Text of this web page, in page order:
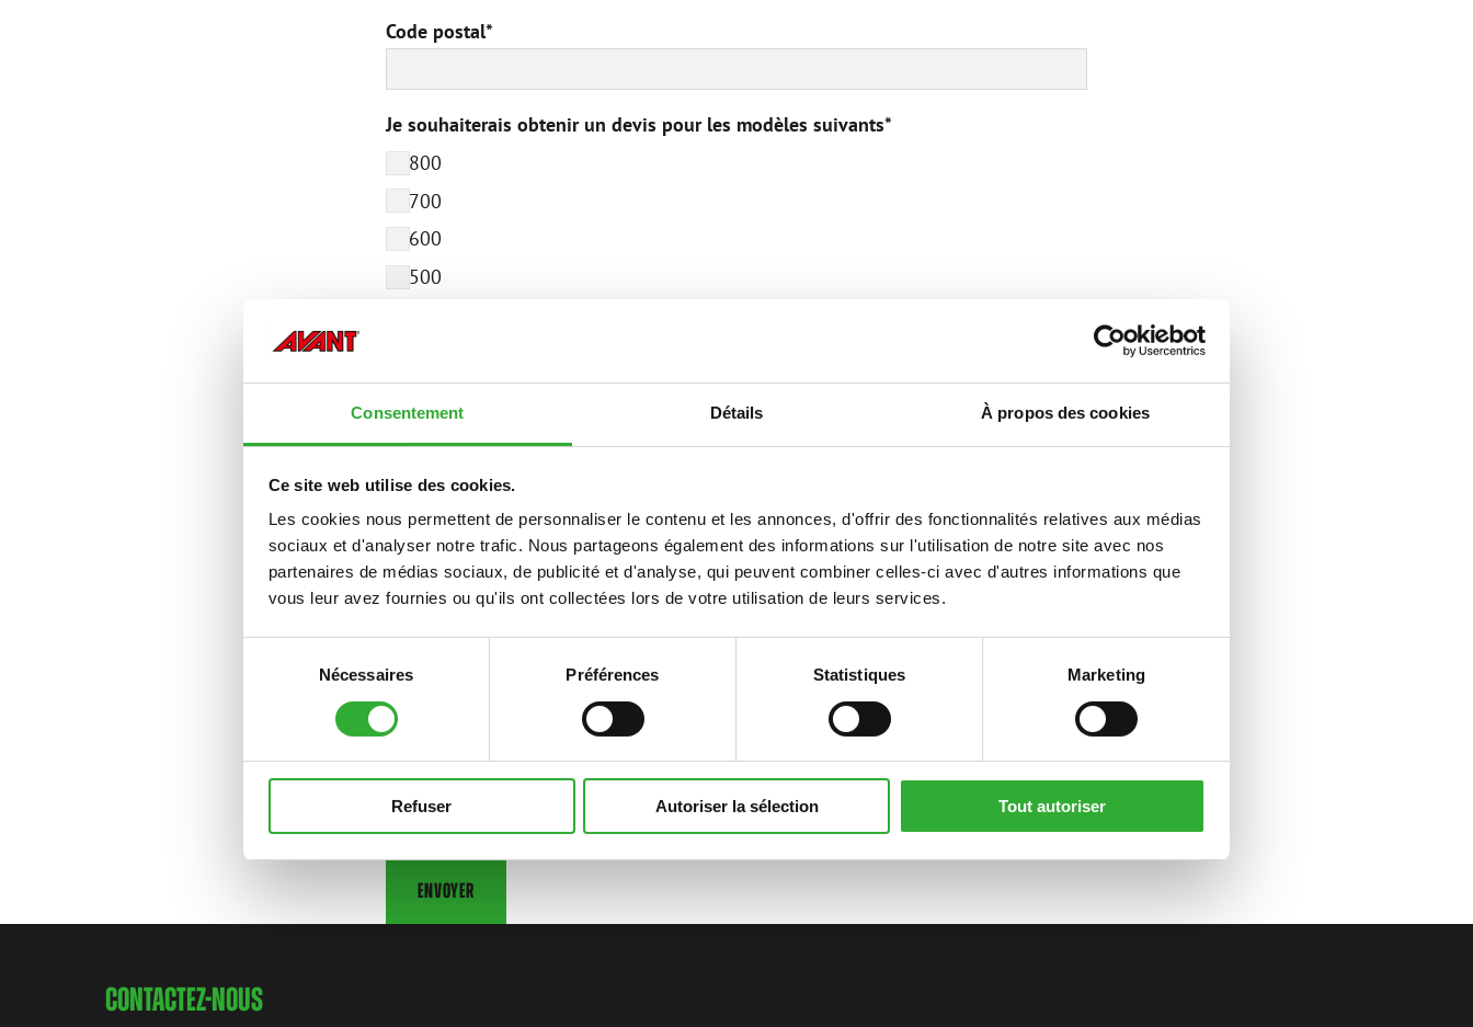
Consentement Détails À propos des cookies
Ce site web utilise des cookies.
Les cookies nous permettent de personnaliser le contenu et les annonces, d'offrir des fonctionnalités relatives aux médias
sociaux et d'analyser notre trafic. Nous partageons également des informations sur l'utilisation de notre site avec nos
partenaires de médias sociaux, de publicité et d'analyse, qui peuvent combiner celles-ci avec d'autres informations que
vous leur avez fournies ou qu'ils ont collectées lors de votre utilisation de leurs services.
consentement
Nécessaires Préférences Statistiques Marketing
Refuser Autoriser la sélection Tout autoriser
Code postal*
Je souhaiterais obtenir un devis pour les modèles suivants*
800
700
600
500
e500
Domaine d’activité
Informations complémentaires
CONTACTEZ-NOUS